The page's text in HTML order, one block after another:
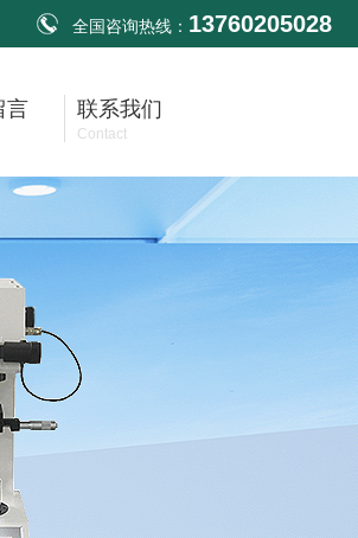
全国咨询热线： 13760205028
言 联系我们
Contact